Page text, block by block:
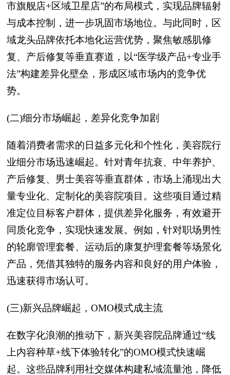
市旗舰店+区域卫星店”的布局模式，实现品牌辐射
与成本控制，进一步巩固市场地位。与此同时，区
域龙头品牌依托本地化运营优势，聚焦敏感肌修
复、产后修复等垂直赛道，以“医学级产品+专业手
法”构建差异化壁垒，形成区域市场内的竞争优
势。
(二)细分市场崛起，差异化竞争加剧
随着消费者需求的日益多元化和个性化，美容院行
业细分市场迅速崛起。针对青年抗衰、中年养护、
产后修复、男士美容等垂直群体，市场上涌现出大
量专业化、定制化的美容院项目。这些项目通过精
准定位目标客户群体，提供差异化服务，有效避开
同质化竞争，实现快速发展。例如，针对职场男性
的轮廓管理套餐、运动后的康复护理套餐等场景化
产品，凭借其独特的服务内容和良好的用户体验，
迅速获得市场认可。
(三)新兴品牌崛起，OMO模式成主流
在数字化浪潮的推动下，新兴美容院品牌通过“线
上内容种草+线下体验转化”的OMO模式快速崛
起。这些品牌利用社交媒体构建私域流量池，降低